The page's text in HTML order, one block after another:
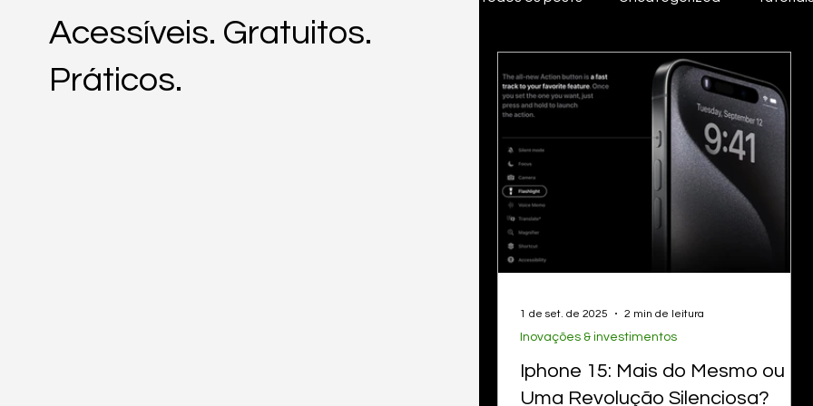
Acessíveis. Gratuitos.
Práticos.
Tudo Para MEI Inovações &
Gestão & Organização Legislação
EasyGestor nota fiscal pessoa fisica,
Iphone 15: Mais do Mesmo ou
Uma Revolução Silenciosa?
Inovações & investimentos
1 de set. de 2025 2 min de leitura